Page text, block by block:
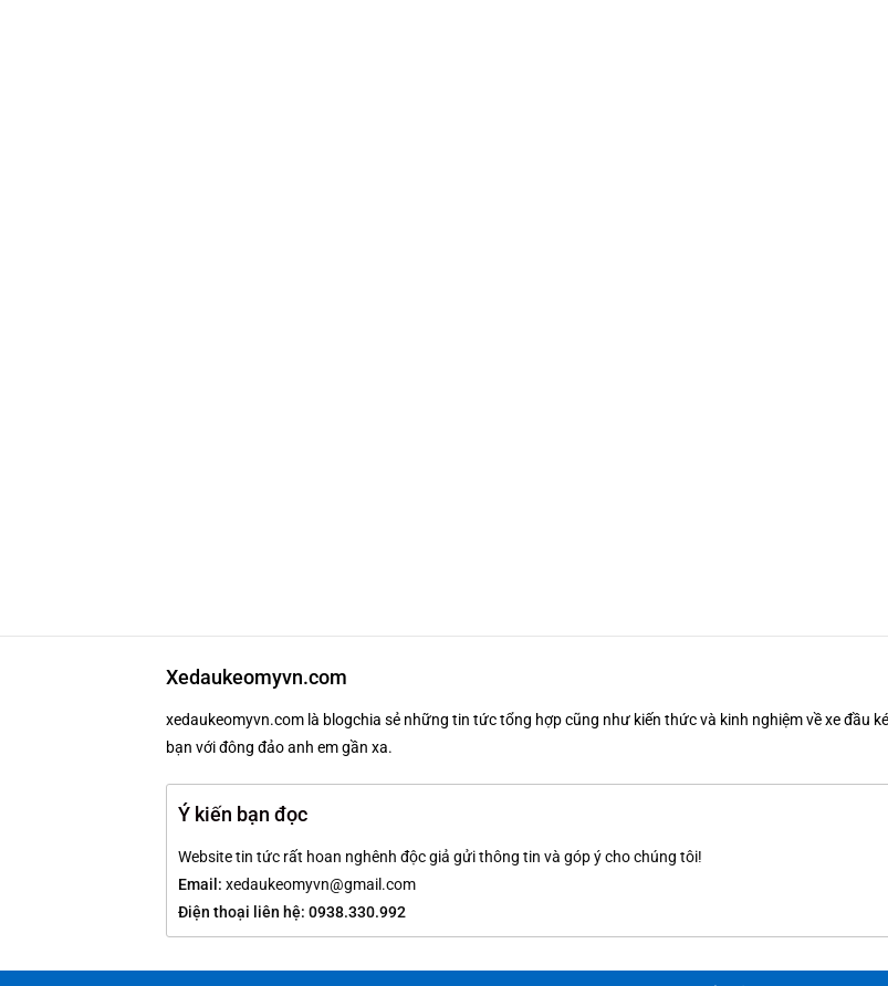
Xedaukeomyvn.com
xedaukeomyvn.com là blogchia sẻ những tin tức tổng hợp cũng như kiến thức và kinh nghiệm về xe đầu
bạn với đông đảo anh em gần xa.
Ý kiến bạn đọc
Website tin tức rất hoan nghênh độc giả gửi thông tin và góp ý cho chúng tôi!
Email: xedaukeomyvn@gmail.com
Điện thoại liên hệ: 0938.330.992